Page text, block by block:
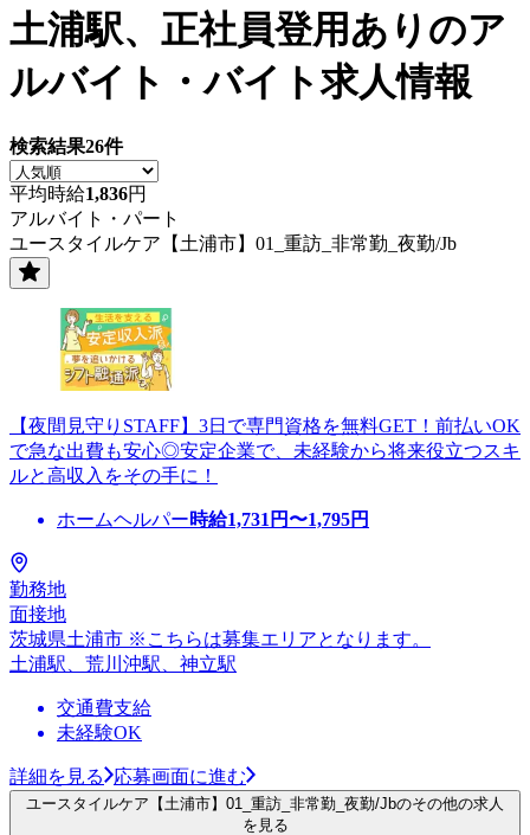
土浦駅、正社員登用あり のア
ルバイト・バイト求人情報
検索結果26件
平均時給1,836円
アルバイト・パート
ユースタイルケア【土浦市】01_重訪_非常勤_夜勤/Jb
【夜間見守りSTAFF】3日で専門資格を無料GET！前払いOK
で急な出費も安心◎安定企業で、未経験から将来役立つスキ
ルと高収入をその手に！
ホームヘルパー時給1,731 円〜1,795円
勤務地
面接地
茨城県土浦市 ※こちらは募集エリアとなります。
土浦駅、荒川沖駅、神立駅
交通費支給
未経験OK
詳細を見る 応募画面に進む
ユースタイルケア【土浦市】01_重訪_非常勤_夜勤/Jbのその他の求人
を見る